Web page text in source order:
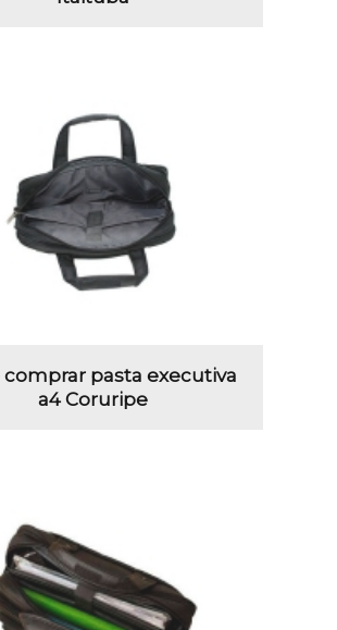
pasta executiva
a4 Coruripe